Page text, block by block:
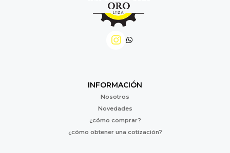
INFORMACIÓN
Nosotros
Novedades
¿cómo comprar?
¿cómo obtener una cotización?